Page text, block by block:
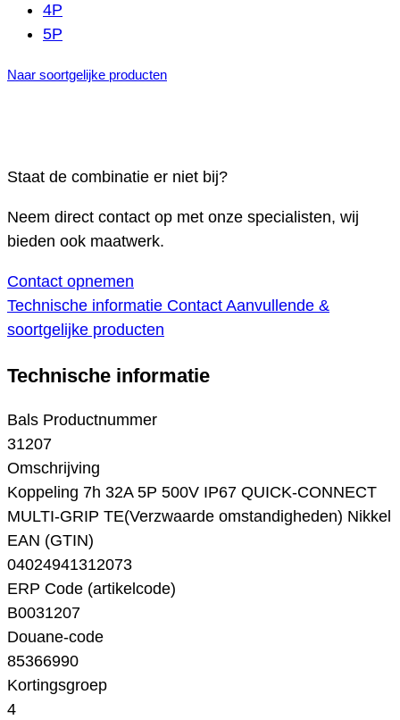
4P
5P
Naar soortgelijke producten
Staat de combinatie er niet bij?
Neem direct contact op met onze specialisten, wij
bieden ook maatwerk.
Contact opnemen
Technische informatie Contact Aanvullende &
soortgelijke producten
Technische informatie
Bals Productnummer
31207
Omschrijving
Koppeling 7h 32A 5P 500V IP67 QUICK-CONNECT
MULTI-GRIP TE(Verzwaarde omstandigheden) Nikkel
EAN (GTIN)
04024941312073
ERP Code (artikelcode)
B0031207
Douane-code
85366990
Kortingsgroep
4